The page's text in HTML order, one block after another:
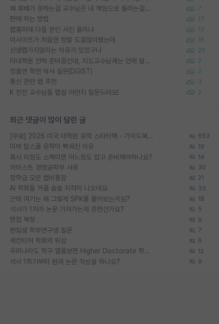
왜 후배가 못하는걸 교수님은 내 책임으로 돌리는걸까요? 7
편애 하는 방법 17
랩홈피에 다들 본인 사진 올리냐 13
이사이트가 처음엔 정말 도움많이됐는데 16
신생랩가지말라는 이유가 있었구나 20
타대학원 컨텍 준비중인데, 지도교수님께는 언제 말씀드려야 할까요? 2
정출연 학연 박사 질문(DGIST) 2
통신 관련 랩 추천 3
K 전전 교수님들 랩실 어떤지 질문드려요! 2
최근 댓글이 많이 달린 글
[무료] 2026 미국 대학원 유학 스타터팩 - 가이드북 & 합격자 컨택메일 템플릿 653
미박 탑스쿨 유학이 빡세진 이유 19
혹시 이정도 스펙이면 어느정도 잡고 준비해야하나요? 14
카이스트 경영공학부 서류 30
장학금 모은 랩비통장 21
AI 학회들 거품 슬슬 지적이 나오네요 33
근데 여기는 왜 그렇게 SPK를 물어보는거임? 18
석사가 1저자 논문 가져가는게 흔한건가요? 5
면접 복장 9
편입생 학부연구생 질문 7
세컨티어 학회의 위상 6
우리나라도 학구 열풍보면 Higher Doctorate 학위가 필요하다고 봅니다. 12
석사 1학기부터 원래 논문 작성을 하나요? 9